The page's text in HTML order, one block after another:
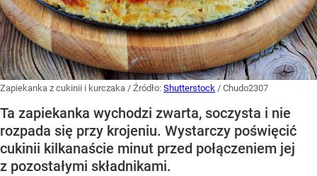
Zapiekanka z cukinii i kurczaka / Źródło: Shutterstock / Chudo2307
Ta zapiekanka wychodzi zwarta, soczysta i nie
rozpada się przy krojeniu. Wystarczy poświęcić
cukinii kilkanaście minut przed połączeniem jej
z pozostałymi składnikami.